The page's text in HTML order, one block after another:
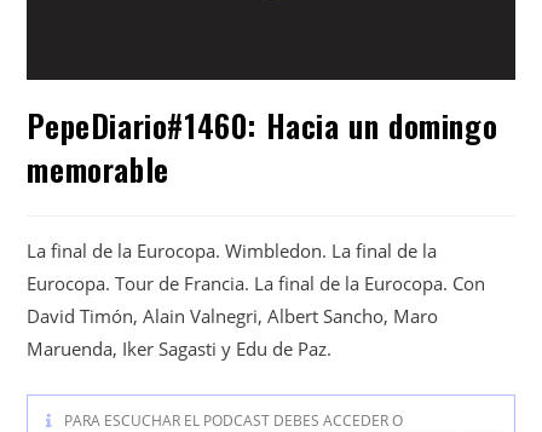
PepeDiario#1460: Hacia un domingo
memorable
La final de la Eurocopa. Wimbledon. La final de la
Eurocopa. Tour de Francia. La final de la Eurocopa. Con
David Timón, Alain Valnegri, Albert Sancho, Maro
Maruenda, Iker Sagasti y Edu de Paz.
PARA ESCUCHAR EL PODCAST DEBES ACCEDER O